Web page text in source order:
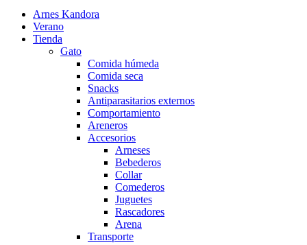
Arnes Kandora
Verano
Tienda
Gato
Comida húmeda
Comida seca
Snacks
Antiparasitarios externos
Comportamiento
Areneros
Accesorios
Arneses
Bebederos
Collar
Comederos
Juguetes
Rascadores
Arena
Transporte